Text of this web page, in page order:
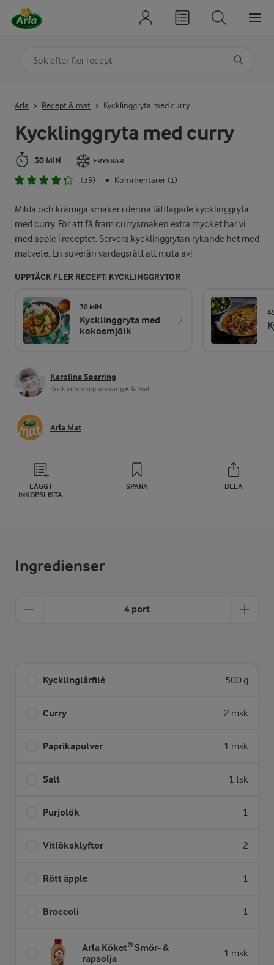
Kycklinggryta med curry
30 MIN FRYSBAR
(39) • Kommentarer (1)
Milda och krämiga smaker i denna lättlagade kycklinggryta
med curry. För att få fram currysmaken extra mycket har vi
med äpple i receptet. Servera kycklinggrytan rykande het med
matvete. En suverän vardagsrätt att njuta av!
UPPTÄCK FLER RECEPT: KYCKLINGGRYTOR
30 MIN
Kycklinggryta med
kokosmjölk
Karolina Sparring
Kock och receptansvarig Arla Mat
Arla Mat
LÄGG I
INKÖPSLISTA
SPARA DELA
Arla Recept & mat Kycklinggryta med curry
Ingredienser
4 port
Kycklinglårfilé 500 g
Curry 2 msk
Paprikapulver 1 msk
Salt 1 tsk
Purjolök 1
Vitlöksklyftor 2
Rött äpple 1
Broccoli 1
Arla Köket® Smör- &
rapsolja
1 msk
Sök på kategori eller ingrediens